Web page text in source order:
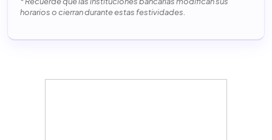
horarios o cierran durante estas festividades.